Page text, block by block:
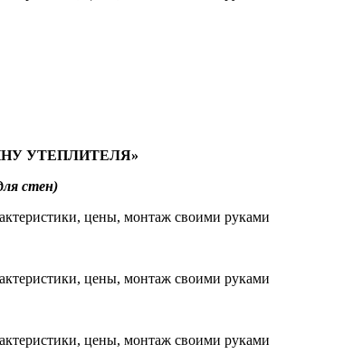
УТЕПЛИТЕЛЯ»
стен)